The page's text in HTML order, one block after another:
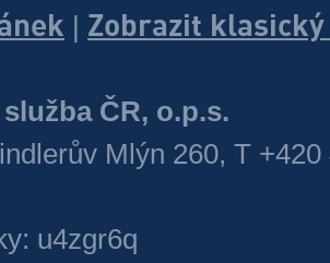
| Zobrazit
ČR, o.p.s.
Mlýn 260, T +420
u4zgr6q